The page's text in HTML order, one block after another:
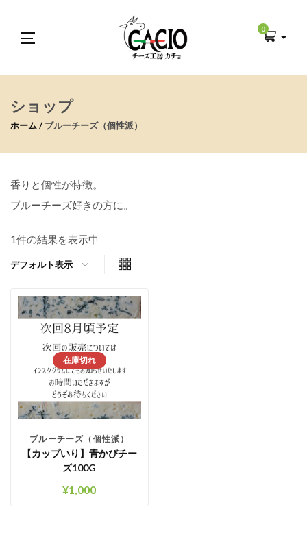
0
ショップ
ホーム ブルーチーズ（個性派）
香りと個性が特徴。
ブルーチーズ好きの方に。
1件の結果を表示中
在庫切れ
ブルーチーズ（個性派）
【カップいり】青かびチー
ズ100G
¥1,000